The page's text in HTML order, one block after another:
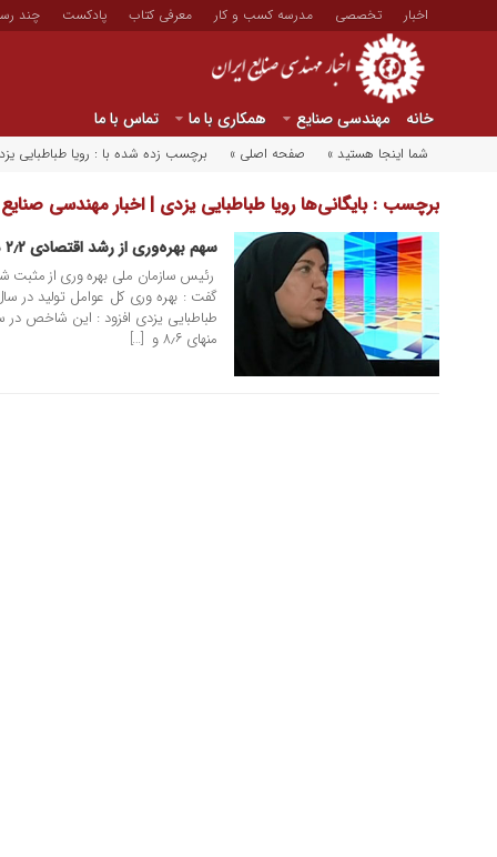
اخبار تخصصی مدرسه کسب و کار معرفی کتاب پادکست چند
خانه مهندسی صنایع همکاری با ما تماس با ما
شما اینجا هستید » صفحه اصلی » برچسب زده شده با : رویا طباطبایی
برچسب : بایگانی‌ها رویا طباطبایی یزدی | اخبار مهندسی صنایع
۲۳ آبان ۱۳۹۴ سهم‌ بهره‌وری از رشد‌ اقتصادی ۲٫۲ درصد‌ شد.
رئیس سازمان ملی بهره وری از
منهای ۸٫۶ و […]